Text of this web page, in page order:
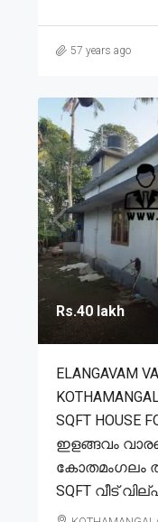
57 years ago
Rs.40 lakh
ELANGAVAM
SQFT HOUSE
ഇളങ്ങവം
കോതമംഗലം
SQFT വീട്